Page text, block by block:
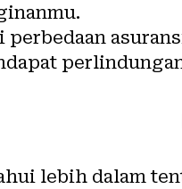
perbedaan
lebih dalam